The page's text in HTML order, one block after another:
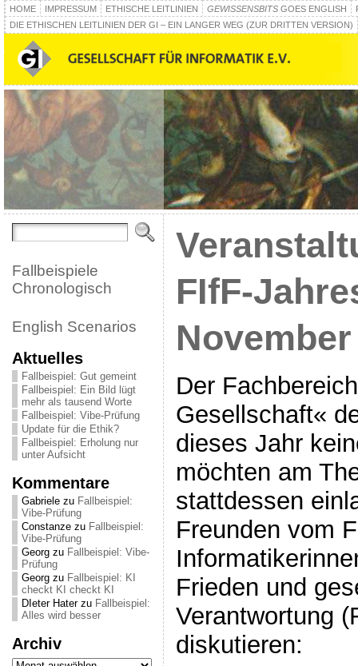
HOME IMPRESSUM ETHISCHE LEITLINIEN GEWISSENSBITSGOES ENGLISH
DIE ETHISCHEN LEITLINIEN DER GI – EIN LANGER WEG (ZUR DRITTEN VERSION)
Fallbeispiele
Chronologisch
English Scenarios
Aktuelles
Fallbeispiel: Gut gemeint
Fallbeispiel: Ein Bild lügt
mehr als tausend Worte
Fallbeispiel: Vibe-Prüfung
Update für die Ethik?
Fallbeispiel: Erholung nur
unter Aufsicht
Kommentare
Gabrielezu Fallbeispiel:
Vibe-Prüfung
Constanzezu Fallbeispiel:
Vibe-Prüfung
Georgzu Fallbeispiel: Vibe-
Prüfung
Georgzu Fallbeispiel: KI
checkt KI checkt KI
DIeter Haterzu Fallbeispiel:
Alles wird besser
Archiv
Archiv
FIfF-
November
Der
Gesellschaft«
dieses Jahr
möchten am
stattdessen
Freunden vom
Frieden und
Verantwortung
diskutieren: